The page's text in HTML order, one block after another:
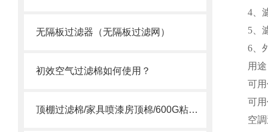
无隔板过滤器（无隔板过滤网）
初效空气过滤棉如何使用？
顶棚过滤棉/家具喷漆房顶棉/600G粘性过滤棉
4、
5、
6、
用
可
可
空